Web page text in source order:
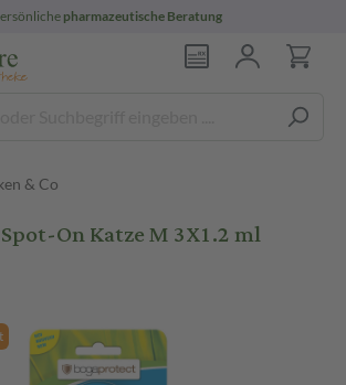
pharmazeutische Beratung
& Co
On Katze M 3X1.2 ml